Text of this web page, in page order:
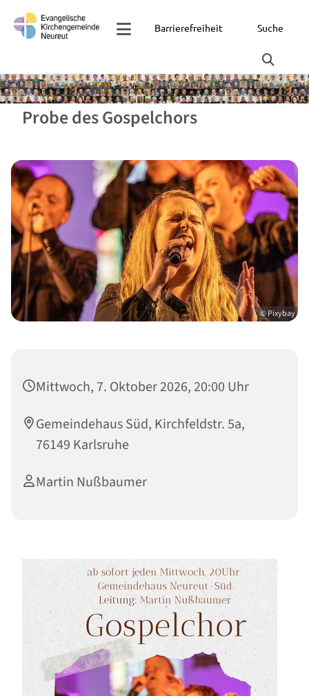
Barrierefreiheit Suche
Probe des Gospelchors
© Pixybay
Mittwoch, 7. Oktober 2026, 20:00 Uhr
Gemeindehaus Süd, Kirchfeldstr. 5a,
76149 Karlsruhe
Martin Nußbaumer